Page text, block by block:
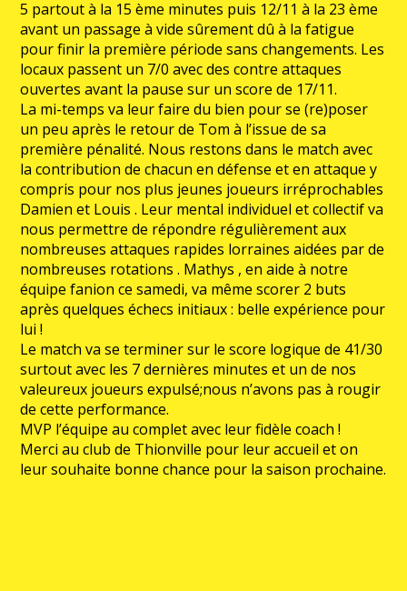
5 partout à la 15 ème minutes puis 12/11 à la 23 ème
avant un passage à vide sûrement dû à la fatigue
pour finir la première période sans changements. Les
locaux passent un 7/0 avec des contre attaques
ouvertes avant la pause sur un score de 17/11.
La mi-temps va leur faire du bien pour se (re)poser
un peu après le retour de Tom à l’issue de sa
première pénalité. Nous restons dans le match avec
la contribution de chacun en défense et en attaque y
compris pour nos plus jeunes joueurs irréprochables
Damien et Louis . Leur mental individuel et collectif va
nous permettre de répondre régulièrement aux
nombreuses attaques rapides lorraines aidées par de
nombreuses rotations . Mathys , en aide à notre
équipe fanion ce samedi, va même scorer 2 buts
après quelques échecs initiaux : belle expérience pour
lui !
Le match va se terminer sur le score logique de 41/30
surtout avec les 7 dernières minutes et un de nos
valeureux joueurs expulsé;nous n’avons pas à rougir
de cette performance.
MVP l’équipe au complet avec leur fidèle coach !
Merci au club de Thionville pour leur accueil et on
leur souhaite bonne chance pour la saison prochaine.